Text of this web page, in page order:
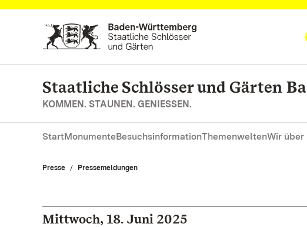
Zum Hauptinhalt springen
Staatliche Schlösser und Gärten
KOMMEN. STAUNEN. GENIESSEN.
StartMonumenteBesuchsinformationThemenweltenWir über
Presse Pressemeldungen
Mittwoch, 18. Juni 2025